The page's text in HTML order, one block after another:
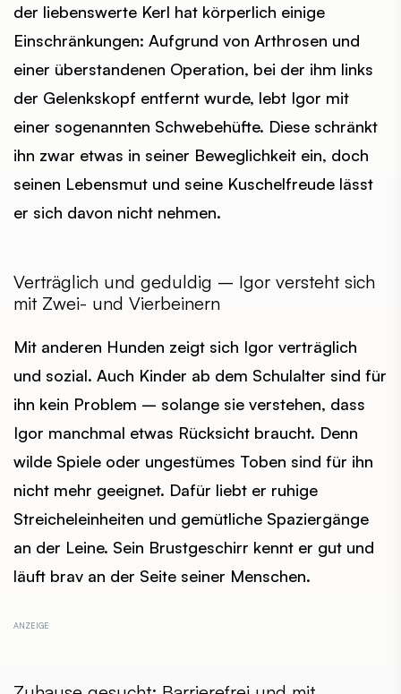
der liebenswerte Kerl hat körperlich einige
Einschränkungen: Aufgrund von Arthrosen und
einer überstandenen Operation, bei der ihm links
der Gelenkskopf entfernt wurde, lebt Igor mit
einer sogenannten Schwebehüfte. Diese schränkt
ihn zwar etwas in seiner Beweglichkeit ein, doch
seinen Lebensmut und seine Kuschelfreude lässt
er sich davon nicht nehmen.
Verträglich und geduldig – Igor versteht sich
mit Zwei- und Vierbeinern
Mit anderen Hunden zeigt sich Igor verträglich
und sozial. Auch Kinder ab dem Schulalter sind für
ihn kein Problem – solange sie verstehen, dass
Igor manchmal etwas Rücksicht braucht. Denn
wilde Spiele oder ungestümes Toben sind für ihn
nicht mehr geeignet. Dafür liebt er ruhige
Streicheleinheiten und gemütliche Spaziergänge
an der Leine. Sein Brustgeschirr kennt er gut und
läuft brav an der Seite seiner Menschen.